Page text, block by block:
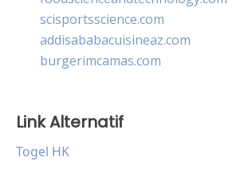
scisportsscience.com
addisababacuisineaz.com
burgerimcamas.com
Link Alternatif
Togel HK